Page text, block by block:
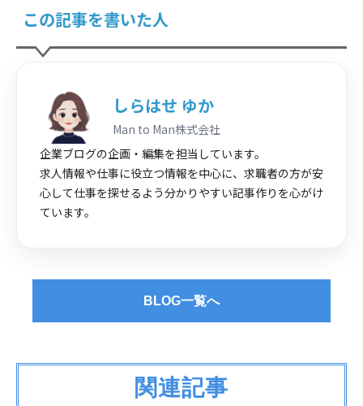
この記事を書いた人
しらはせ ゆか
Man to Man株式会社
企業ブログの企画・編集を担当しています。
求人情報や仕事に役立つ情報を中心に、求職者の方が安
心して仕事を探せるよう分かりやすい記事作りを心がけ
ています。
BLOG一覧へ
関連記事